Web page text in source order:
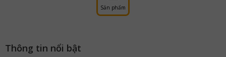
Sản phẩm
Thông tin nổi bật